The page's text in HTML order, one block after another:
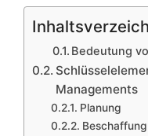
Bedeutung
Managements
Planung
Beschaffung